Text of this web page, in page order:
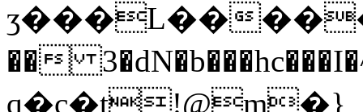
ӡ���L��
��
q�c�t!@m�}